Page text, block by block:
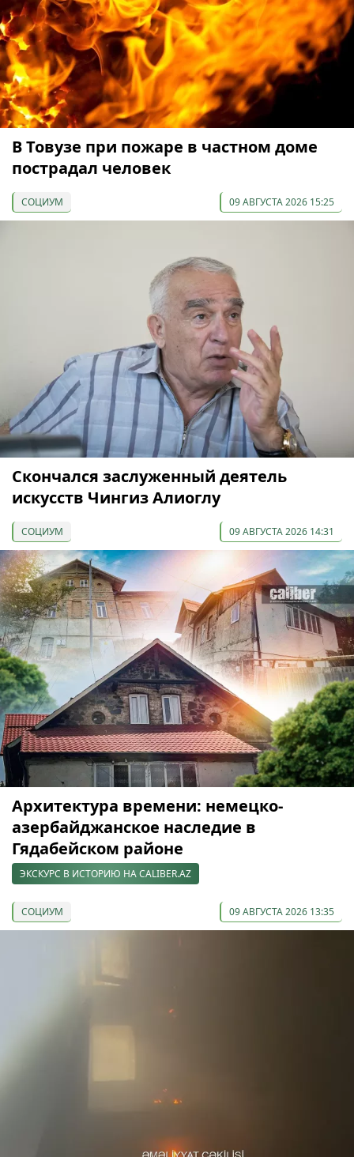
В Товузе при пожаре в частном доме
пострадал человек
СОЦИУМ 09 АВГУСТА 2026 15:25
Скончался заслуженный деятель
искусств Чингиз Алиоглу
СОЦИУМ 09 АВГУСТА 2026 14:31
Архитектура времени: немецко-
азербайджанское наследие в
Гядабейском районе
ЭКСКУРС В ИСТОРИЮ НА CALIBER.AZ
СОЦИУМ 09 АВГУСТА 2026 13:35